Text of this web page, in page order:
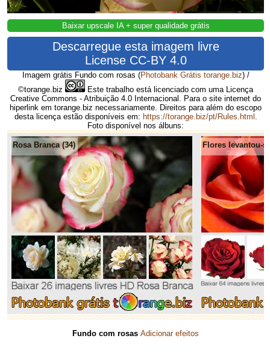
Baixar upscale IA + super qualidade grátis
Descarregue esta imagem livre
License CC-BY 4.0
Imagem grátis Fundo com rosas (Photobank Grátis torange.biz) /
©torange.biz
Este trabalho está licenciado com uma Licença
Creative Commons - Atribuição 4.0 Internacional. Para o site internet do
hiperlink em torange.biz necessariamente. Direitos para além do escopo
desta licença estão disponíveis em: https://torange.biz/pt/Rules.html
Foto disponível nos álbuns:
Rosa Branca (34) Flores levantou-
Fundo com rosas Adicionar efeitos